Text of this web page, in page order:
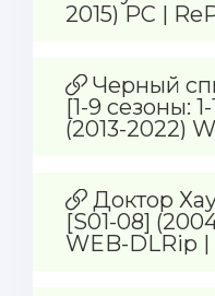
2015) PC |
Черный
[1-9 сезоны:
(2013-2022)
Доктор
[S01-08]
WEB-DLRip